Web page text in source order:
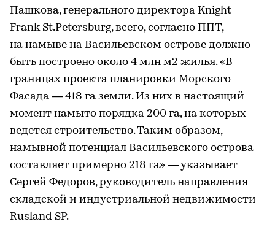
Пашкова, генерального директора Knight
Frank St.Petersburg, всего, согласно ППТ,
на намыве на Васильевском острове должно
быть построено около 4 млн м2 жилья. «В
границах проекта планировки Морского
Фасада — 418 га земли. Из них в настоящий
момент намыто порядка 200 га, на которых
ведется строительство. Таким образом,
намывной потенциал Васильевского острова
составляет примерно 218 га» — указывает
Сергей Федоров, руководитель направления
складской и индустриальной недвижимости
Rusland SP.